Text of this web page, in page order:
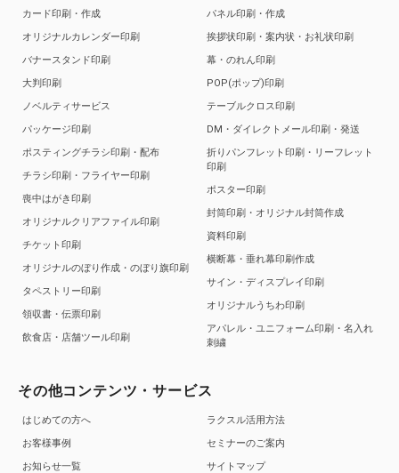
カード印刷・作成
オリジナルカレンダー印刷
バナースタンド印刷
大判印刷
ノベルティサービス
パッケージ印刷
ポスティングチラシ印刷・配布
チラシ印刷・フライヤー印刷
喪中はがき印刷
オリジナルクリアファイル印刷
チケット印刷
オリジナルのぼり作成・のぼり旗印刷
タペストリー印刷
領収書・伝票印刷
飲食店・店舗ツール印刷
パネル印刷・作成
挨拶状印刷・案内状・お礼状印刷
幕・のれん印刷
POP(ポップ)印刷
テーブルクロス印刷
DM・ダイレクトメール印刷・発送
折りパンフレット印刷・リーフレット
印刷
ポスター印刷
封筒印刷・オリジナル封筒作成
資料印刷
横断幕・垂れ幕印刷作成
サイン・ディスプレイ印刷
オリジナルうちわ印刷
アパレル・ユニフォーム印刷・名入れ
刺繍
その他コンテンツ・サービス
はじめての方へ
お客様事例
お知らせ一覧
ラクスル活用方法
セミナーのご案内
サイトマップ